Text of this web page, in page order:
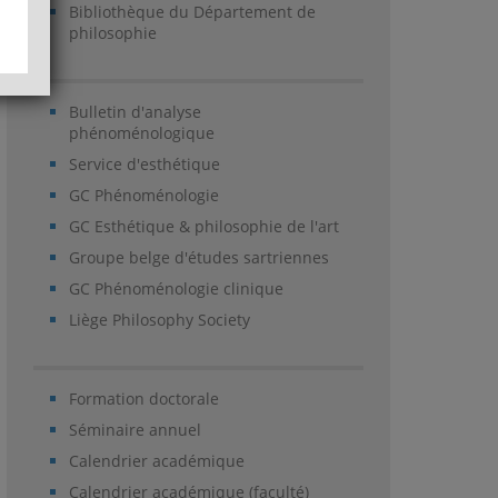
Bibliothèque du Département de
philosophie
Bulletin d'analyse
phénoménologique
Service d'esthétique
GC Phénoménologie
GC Esthétique & philosophie de l'art
Groupe belge d'études sartriennes
GC Phénoménologie clinique
Liège Philosophy Society
Formation doctorale
Séminaire annuel
Calendrier académique
Calendrier académique (faculté)